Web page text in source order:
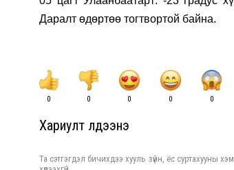
Даралт өдөртөө тогтвортой байна.
0 0 0 0 0
Хариулт үлдээнэ үү
Та сэтгэгдэл бичихдээ хууль зүйн, ёс суртахууны